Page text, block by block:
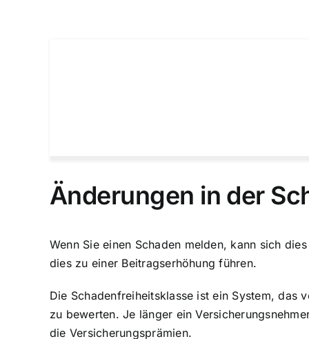
Änderungen in der
Wenn Sie einen Schaden melden, kann sich
dies zu einer Beitragserhöhung führen.
Die Schadenfreiheitsklasse ist ein System, das
zu bewerten. Je länger ein
die Versicherungsprämien.